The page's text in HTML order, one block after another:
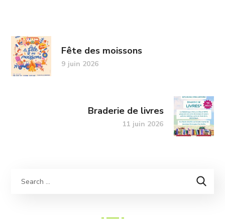
Fête des moissons
9 juin 2026
Braderie de livres
11 juin 2026